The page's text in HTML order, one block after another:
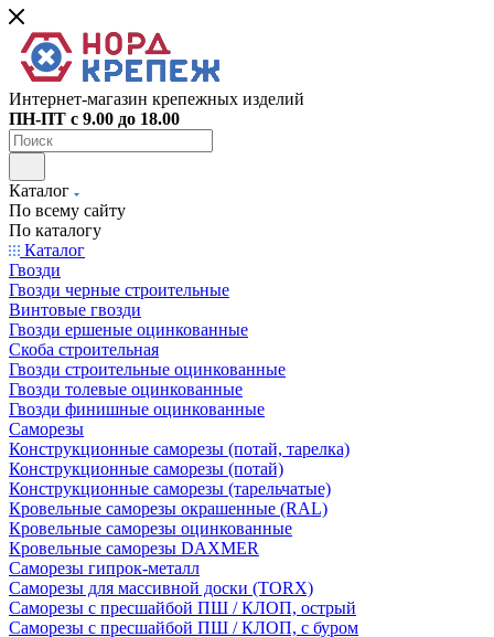
Интернет-магазин крепежных изделий
ПН-ПТ с 9.00 до 18.00
Каталог
По всему сайту
По каталогу
Каталог
Гвозди
Гвозди черные строительные
Винтовые гвозди
Гвозди ершеные оцинкованные
Скоба строительная
Гвозди строительные оцинкованные
Гвозди толевые оцинкованные
Гвозди финишные оцинкованные
Саморезы
Конструкционные саморезы (потай, тарелка)
Конструкционные саморезы (потай)
Конструкционные саморезы (тарельчатые)
Кровельные саморезы окрашенные (RAL)
Кровельные саморезы оцинкованные
Кровельные саморезы DAXMER
Саморезы гипрок-металл
Саморезы для массивной доски (TORX)
Саморезы с пресшайбой ПШ / КЛОП, острый
Саморезы с пресшайбой ПШ / КЛОП, с буром